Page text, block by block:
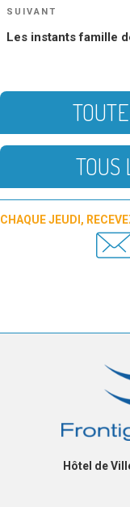
Article
SUIVANT
Les instants famille
CHAQUE JEUDI,
Hôtel de